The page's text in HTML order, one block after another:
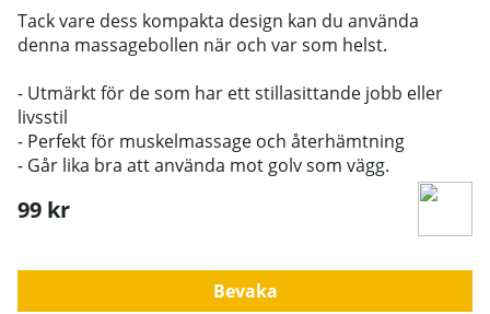
Tack vare dess kompakta design kan du använda
denna massagebollen när och var som helst.
- Utmärkt för de som har ett stillasittande jobb eller
livsstil
- Perfekt för muskelmassage och återhämtning
- Går lika bra att använda mot golv som vägg.
99 kr
Bevaka